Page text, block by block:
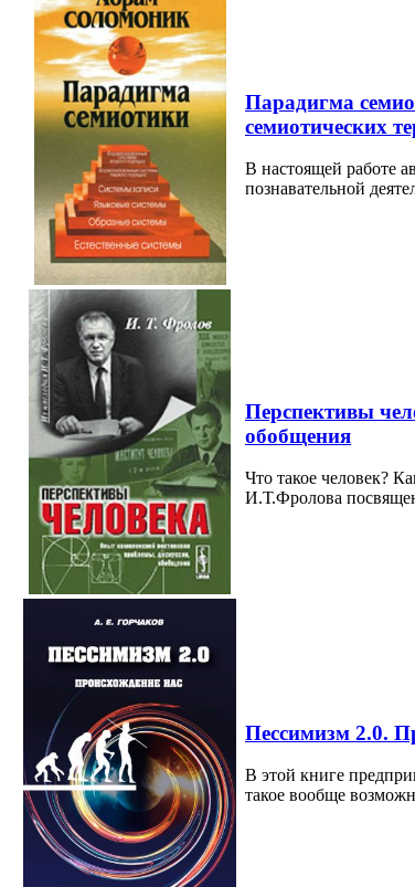
Парадигма
семиотических
В настоящей работе
познавательной
Перспективы
обобщения
Что такое человек?
И.Т.Фролова
Пессимизм 2.0.
В этой книге
такое вообще